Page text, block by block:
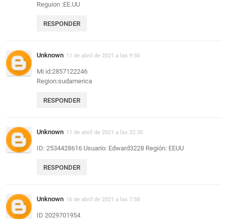
Reguion :EE.UU
RESPONDER
Unknown 11 de abril de 2021 a las 9:50
Mi id:2857122246
Region:sudamerica
RESPONDER
Unknown 11 de abril de 2021 a las 22:30
ID: 2534428616 Usuario: Edward3228 Región: EEUU
RESPONDER
Unknown 16 de abril de 2021 a las 7:58
ID 2029701954